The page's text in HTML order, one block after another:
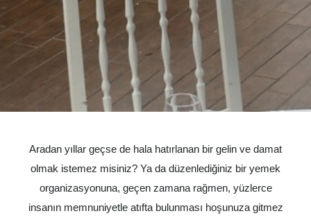
Aradan yıllar geçse de hala hatırlanan bir gelin ve damat
olmak istemez misiniz? Ya da düzenlediğiniz bir yemek
organizasyonuna, geçen zamana rağmen, yüzlerce
insanın memnuniyetle atıfta bulunması hoşunuza gitmez